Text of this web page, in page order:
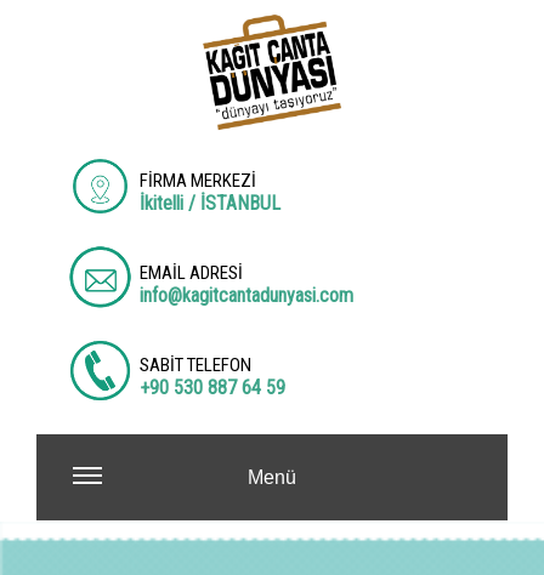
FİRMA MERKEZİ
İkitelli / İSTANBUL
EMAİL ADRESİ
info@kagitcantadunyasi.com
SABİT TELEFON
+90 530 887 64 59
Menü